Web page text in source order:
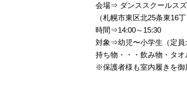
会場⇒ ダンススクールス
（札幌市東区北25条東16
時間⇒14:00～15:30
対象⇒幼児〜小学生（定員
持ち物・・・飲み物・タ
※保護者様も室内履きを御